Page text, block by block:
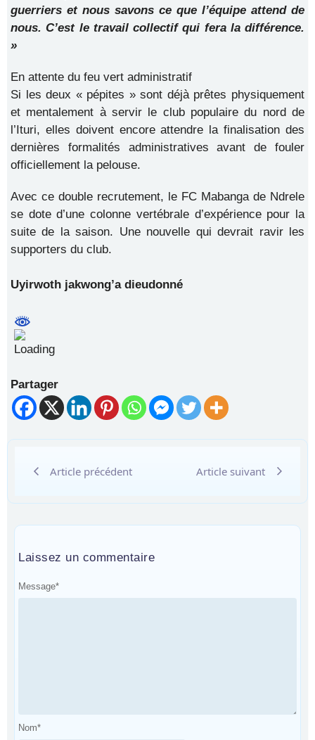
guerriers et nous savons ce que l’équipe attend de
nous. C’est le travail collectif qui fera la différence.
»
​En attente du feu vert administratif
​Si les deux « pépites » sont déjà prêtes physiquement
et mentalement à servir le club populaire du nord de
l’Ituri, elles doivent encore attendre la finalisation des
dernières formalités administratives avant de fouler
officiellement la pelouse.
​Avec ce double recrutement, le FC Mabanga de Ndrele
se dote d’une colonne vertébrale d’expérience pour la
suite de la saison. Une nouvelle qui devrait ravir les
supporters du club.
Uyirwoth jakwong’a dieudonné
Partager
Article précédent Article suivant
Laissez un commentaire
Message*
Nom*